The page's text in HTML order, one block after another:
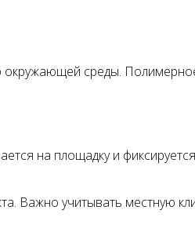
среды.
на площадку и
Важно учитывать местную